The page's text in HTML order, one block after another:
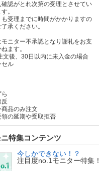
認がとれ次第の受理とさせてい
。
も受理までに時間がかかりますの
承ください。
ニター不承認となり謝礼をお支
ます。
文後、30日以内に未入金の場合
セル
ら
反
商品のみ注文
領の延期や受取拒否
特集コンテンツ
今しかできない！？
注目度no.1モニター特集！